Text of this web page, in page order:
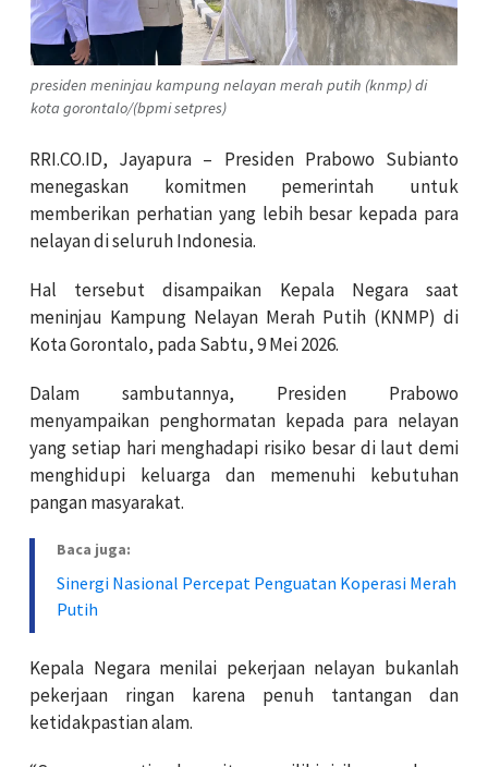
presiden meninjau kampung nelayan merah putih (knmp) di
kota gorontalo/(bpmi setpres)
RRI.CO.ID, Jayapura – Presiden Prabowo Subianto
menegaskan komitmen pemerintah untuk
memberikan perhatian yang lebih besar kepada para
nelayan di seluruh Indonesia.
Hal tersebut disampaikan Kepala Negara saat
meninjau Kampung Nelayan Merah Putih (KNMP) di
Kota Gorontalo, pada Sabtu, 9 Mei 2026.
Dalam sambutannya, Presiden Prabowo
menyampaikan penghormatan kepada para nelayan
yang setiap hari menghadapi risiko besar di laut demi
menghidupi keluarga dan memenuhi kebutuhan
pangan masyarakat.
Baca juga:
Sinergi Nasional Percepat Penguatan Koperasi Merah
Putih
Kepala Negara menilai pekerjaan nelayan bukanlah
pekerjaan ringan karena penuh tantangan dan
ketidakpastian alam.